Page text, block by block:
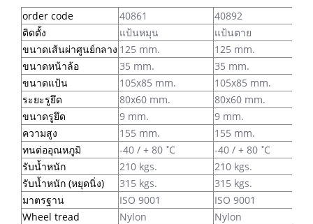
order code 40861 40892
ติดตั้ง
แป้นหมุน แป้นตาย
ขนาดเส้นผ่าศูนย์กลาง 125 mm. 125 mm.
ขนาดหน้าล้อ
35 mm. 35 mm.
ขนาดแป้น
105x85 mm. 105x85 mm.
ระยะรูยึด
80x60 mm. 80x60 mm.
ขนาดรูยึด
9 mm. 9 mm.
ความสูง
155 mm. 155 mm.
ทนต่ออุณหภูมิ
-40 / + 80 ํC -40 / + 80 ํC
รับน้ำหนัก
210 kgs. 210 kgs.
รับน้ำหนัก (หยุดนิ่ง)
315 kgs. 315 kgs.
มาตรฐาน
ISO 9001 ISO 9001
Wheel tread
Nylon Nylon